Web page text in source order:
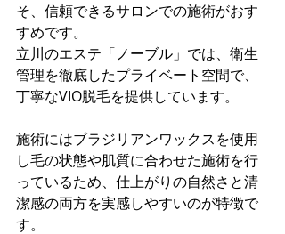
そ、信頼できるサロンでの施術がおす
すめです。
立川のエステ「ノーブル」では、衛生
管理を徹底したプライベート空間で、
丁寧なVIO脱毛を提供しています。
施術にはブラジリアンワックスを使用
し毛の状態や肌質に合わせた施術を行
っているため、仕上がりの自然さと清
潔感の両方を実感しやすいのが特徴で
す。